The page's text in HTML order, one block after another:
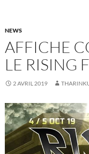
NEWS
AFFICHE
LE RISING
2 AVRIL 2019